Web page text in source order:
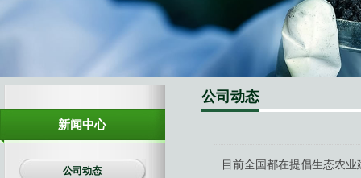
生物有机肥
复合肥料
新闻中心
公司动态
公司动态
目前全国都在提倡生态农